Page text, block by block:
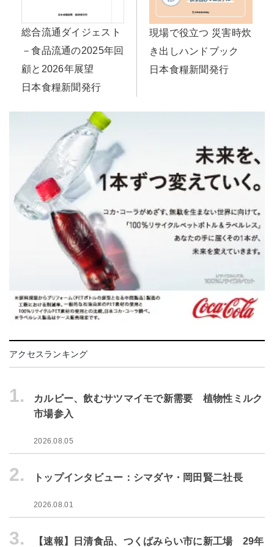
総合流通ダイジェスト
－食品流通の2025年回
顧と2026年展望
日本食糧新聞発行
現場で役立つ 災害時炊
き出しハンドブック
日本食糧新聞発行
アクセスランキング
1.
カルビー、飲むサツマイモで新需要 植物性ミルク
市場参入
2026.08.05
2. トップインタビュー：シマダヤ・岡田賢二社長
2026.08.01
3. 【速報】日清食品、つくばみらい市に新工場 29年